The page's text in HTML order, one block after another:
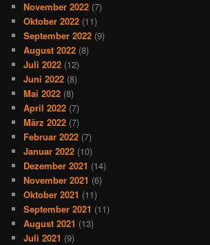
November 2022 (7)
Oktober 2022 (11)
September 2022 (9)
August 2022 (8)
Juli 2022 (12)
Juni 2022 (8)
Mai 2022 (8)
April 2022 (7)
März 2022 (7)
Februar 2022 (7)
Januar 2022 (10)
Dezember 2021 (14)
November 2021 (6)
Oktober 2021 (11)
September 2021 (11)
August 2021 (13)
Juli 2021 (9)